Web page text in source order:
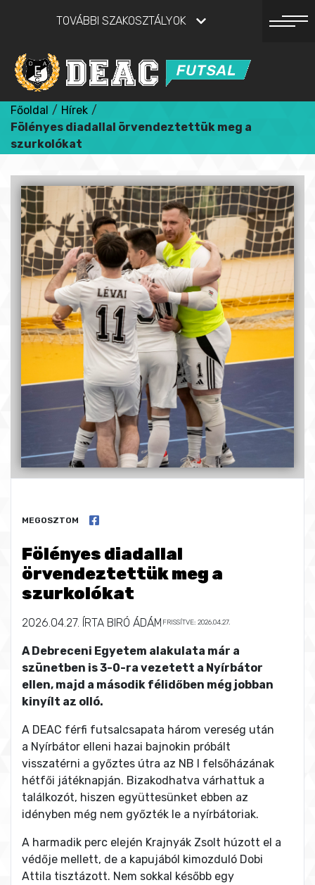
TOVÁBBI SZAKOSZTÁLYOK
Főoldal / Hírek /
Fölényes diadallal örvendeztettük meg a
szurkolókat
Fölényes diadallal
örvendeztettük meg a
szurkolókat
MEGOSZTOM
2026.04.27. ÍRTA BIRÓ ÁDÁM FRISSÍTVE: 2026.04.27.
A Debreceni Egyetem alakulata már a
szünetben is 3-0-ra vezetett a Nyírbátor
ellen, majd a második félidőben még jobban
kinyílt az olló.
A DEAC férfi futsalcsapata három vereség után
a Nyírbátor elleni hazai bajnokin próbált
visszatérni a győztes útra az NB I felsőházának
hétfői játéknapján. Bizakodhatva várhattuk a
találkozót, hiszen együttesünket ebben az
idényben még nem győzték le a nyírbátoriak.
A harmadik perc elején Krajnyák Zsolt húzott el a
védője mellett, de a kapujából kimozduló Dobi
Attila tisztázott. Nem sokkal később egy